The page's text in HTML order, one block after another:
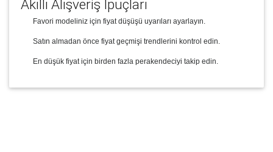
Akıllı Alışveriş İpuçları
Favori modeliniz için fiyat düşüşü uyarıları ayarlayın.
Satın almadan önce fiyat geçmişi trendlerini kontrol edin.
En düşük fiyat için birden fazla perakendeciyi takip edin.